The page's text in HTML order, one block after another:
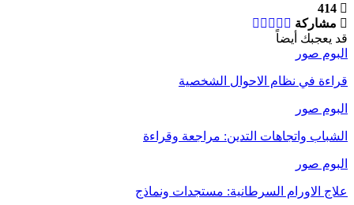
414
مشاركة
قد يعجبك أيضاً
البوم صور
قراءة في نظام الاحوال الشخصية
البوم صور
الشباب واتجاهات التدين: مراجعة وقراءة
البوم صور
علاج الاورام السرطانية: مستجدات ونماذج